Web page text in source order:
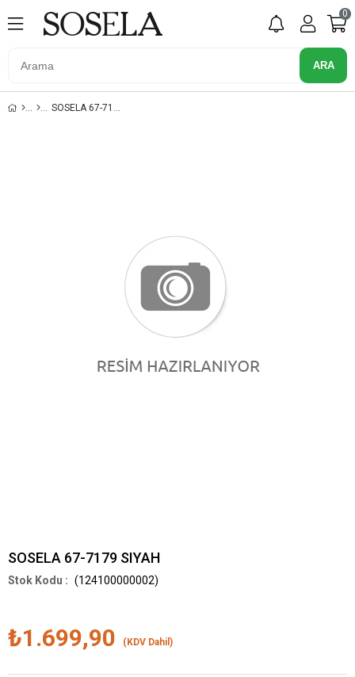
0
SOSELA 67-7179 SIYAH
SOSELA 67-7179 SIYAH
(124100000002)
₺1.699,90 (KDV Dahil)